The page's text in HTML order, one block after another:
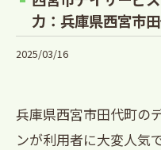
力：兵庫県西宮市
2025/03/16
兵庫県西宮市田代町の
ンが利用者に大変人気